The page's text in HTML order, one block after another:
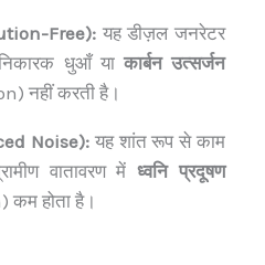
Free): यह डीज़ल जनरेटर
धुआँ या कार्बन उत्सर्जन
नहीं करती है।
Noise): यह शांत रूप से काम
वातावरण मेंध्वनि प्रदूषण
होता है।